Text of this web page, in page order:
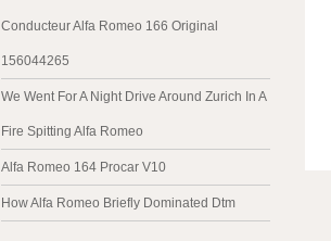
Conducteur Alfa Romeo 166 Original
156044265
We Went For A Night Drive Around Zurich In A
Fire Spitting Alfa Romeo
Alfa Romeo 164 Procar V10
How Alfa Romeo Briefly Dominated Dtm